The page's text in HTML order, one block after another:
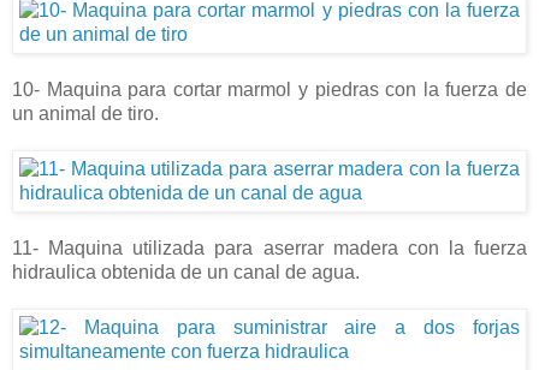
10- Maquina para cortar marmol y piedras con la fuerza de
un animal de tiro.
11- Maquina utilizada para aserrar madera con la fuerza
hidraulica obtenida de un canal de agua.